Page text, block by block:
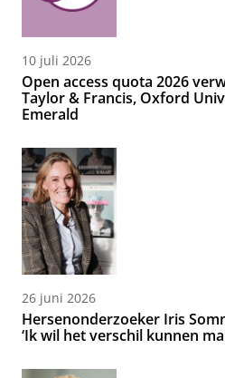
10 juli 2026
Open access quota 2026
Taylor & Francis, Oxford
Emerald
26 juni 2026
Hersenonderzoeker Iris
‘Ik wil het verschil kunnen